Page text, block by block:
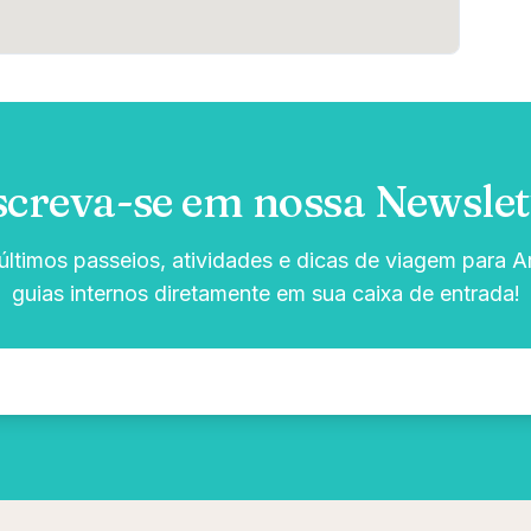
se em nossa
passeios, atividades e dicas de viagem para
guias internos diretamente em sua caixa de entrada!